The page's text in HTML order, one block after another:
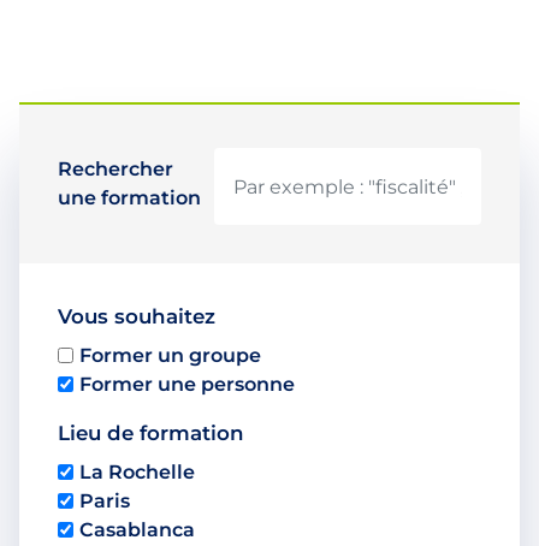
Rechercher
une formation
Vous souhaitez
Former un groupe
Former une personne
Lieu de formation
La Rochelle
Paris
Casablanca